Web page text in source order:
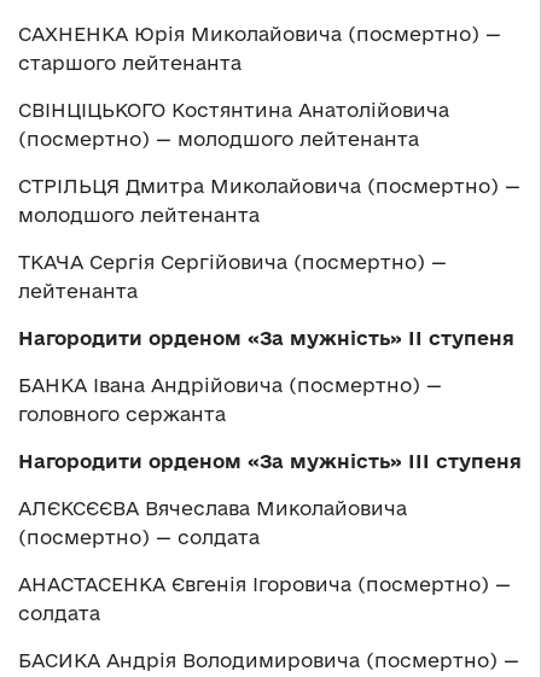
САХНЕНКА Юрія Миколайовича (посмертно) —
старшого лейтенанта
СВІНЦІЦЬКОГО Костянтина Анатолійовича
(посмертно) — молодшого лейтенанта
СТРІЛЬЦЯ Дмитра Миколайовича (посмертно) —
молодшого лейтенанта
ТКАЧА Сергія Сергійовича (посмертно) —
лейтенанта
Нагородити орденом «За мужність» ІІ ступеня
БАНКА Івана Андрійовича (посмертно) —
головного сержанта
Нагородити орденом «За мужність» ІІІ ступеня
АЛЄКСЄЄВА Вячеслава Миколайовича
(посмертно) — солдата
АНАСТАСЕНКА Євгенія Ігоровича (посмертно) —
солдата
БАСИКА Андрія Володимировича (посмертно) —